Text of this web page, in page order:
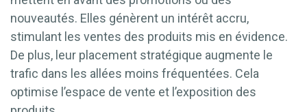
nouveautés. Elles génèrent un intérêt accru,
stimulant les ventes des produits mis en évidence.
De plus, leur placement stratégique augmente le
trafic dans les allées moins fréquentées. Cela
optimise l’espace de vente et l’exposition des